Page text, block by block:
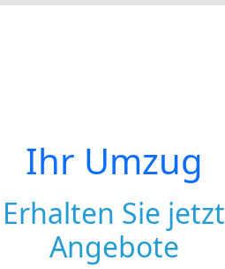
Ihr Umzug
Erhalten Sie jetzt
Angebote